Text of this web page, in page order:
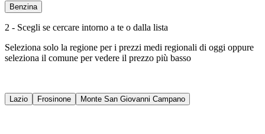
Benzina
2 - Scegli se cercare intorno a te o dalla lista
Seleziona solo la regione per i prezzi medi regionali di oggi oppure
seleziona il comune per vedere il prezzo più basso
Lazio Frosinone Monte San Giovanni Campano